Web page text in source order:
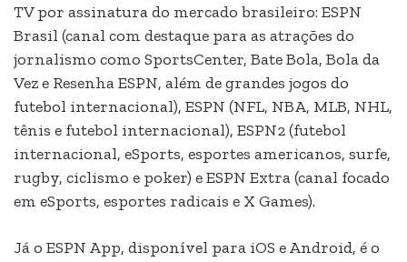
TV por assinatura do mercado brasileiro: ESPN
Brasil (canal com destaque para as atrações do
jornalismo como SportsCenter, Bate Bola, Bola da
Vez e Resenha ESPN, além de grandes jogos do
futebol internacional), ESPN (NFL, NBA, MLB, NHL,
tênis e futebol internacional), ESPN2 (futebol
internacional, eSports, esportes americanos, surfe,
rugby, ciclismo e poker) e ESPN Extra (canal focado
em eSports, esportes radicais e X Games).
Já o ESPN App, disponível para iOS e Android, é o